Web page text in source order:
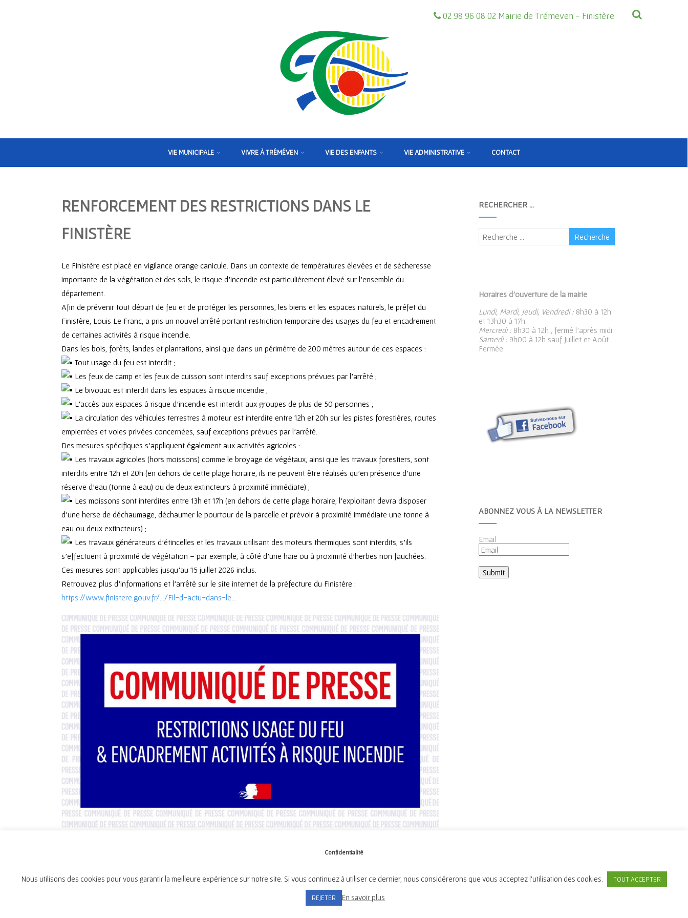
02 98 96 08 02 Mairie de Trémeven - Finistère
VIE MUNICIPALE VIVRE À TRÉMÉVEN VIE DES ENFANTS VIE ADMINISTRATIVE CONTACT
RENFORCEMENT DES RESTRICTIONS DANS LE
FINISTÈRE
Le Finistère est placé en vigilance orange canicule. Dans un contexte de températures élevées et de sécheresse
importante de la végétation et des sols, le risque d’incendie est particulièrement élevé sur l’ensemble du
département.
Afin de prévenir tout départ de feu et de protéger les personnes, les biens et les espaces naturels, le préfet du
Finistère, Louis Le Franc, a pris un nouvel arrêté portant restriction temporaire des usages du feu et encadrement
de certaines activités à risque incendie.
Dans les bois, forêts, landes et plantations, ainsi que dans un périmètre de 200 mètres autour de ces espaces :
Tout usage du feu est interdit ;
Les feux de camp et les feux de cuisson sont interdits sauf exceptions prévues par l’arrêté ;
Le bivouac est interdit dans les espaces à risque incendie ;
L’accès aux espaces à risque d’incendie est interdit aux groupes de plus de 50 personnes ;
La circulation des véhicules terrestres à moteur est interdite entre 12h et 20h sur les pistes forestières, routes
empierrées et voies privées concernées, sauf exceptions prévues par l’arrêté.
Des mesures spécifiques s’appliquent également aux activités agricoles :
Les travaux agricoles (hors moissons) comme le broyage de végétaux, ainsi que les travaux forestiers, sont
interdits entre 12h et 20h (en dehors de cette plage horaire, ils ne peuvent être réalisés qu’en présence d’une
réserve d’eau (tonne à eau) ou de deux extincteurs à proximité immédiate) ;
Les moissons sont interdites entre 13h et 17h (en dehors de cette plage horaire, l’exploitant devra disposer
d’une herse de déchaumage, déchaumer le pourtour de la parcelle et prévoir à proximité immédiate une tonne à
eau ou deux extincteurs) ;
Les travaux générateurs d’étincelles et les travaux utilisant des moteurs thermiques sont interdits, s’ils
s’effectuent à proximité de végétation – par exemple, à côté d’une haie ou à proximité d’herbes non fauchées.
Ces mesures sont applicables jusqu’au 15 juillet 2026 inclus.
Retrouvez plus d’informations et l’arrêté sur le site internet de la préfecture du Finistère :
https://www.finistere.gouv.fr/…/Fil-d-actu-dans-le…
RECHERCHER …
Horaires d’ouverture de la mairie
Lundi, Mardi, Jeudi, Vendredi :8h30 à 12h
et 13h30 à 17h.
Mercredi :8h30 à 12h , fermé l’après midi
Samedi :9h00 à 12h sauf Juillet et Août
Fermée
ABONNEZ VOUS À LA NEWSLETTER
Email
Mairie de Tréméven
Place de l'Église, 29300 Tréméven
Confidentialité
Nous utilisons des cookies pour vous garantir la meilleure expérience sur notre site. Si vous continuez à utiliser ce dernier, nous considérerons que vous acceptez l'utilisation des cookies. TOUT ACCEPTER
REJETER En savoir plus